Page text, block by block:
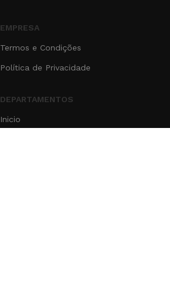
EMPRESA
Termos e Condições
Política de Privacidade
DEPARTAMENTOS
Inicio